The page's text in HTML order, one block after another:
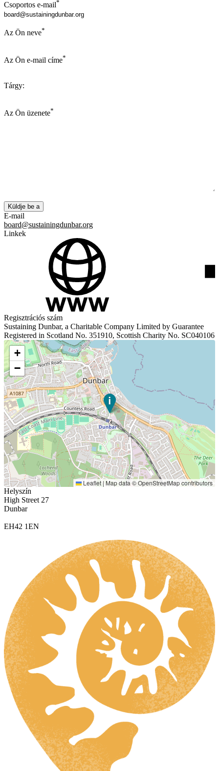
Csoportos e-mail*
Az Ön neve*
Az Ön e-mail címe*
Tárgy:
Az Ön üzenete*
E-mail
board@sustainingdunbar.org
Linkek
Regisztrációs szám
Sustaining Dunbar, a Charitable Company Limited by Guarantee
Registered in Scotland No. 351910, Scottish Charity No. SC040106
+
−
Leaflet |Map data ©OpenStreetMapcontributors
Helyszín
High Street 27
Dunbar
EH42 1EN